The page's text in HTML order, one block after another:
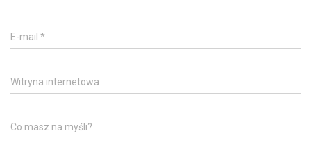
E-mail *
Witryna internetowa
Co masz na myśli?